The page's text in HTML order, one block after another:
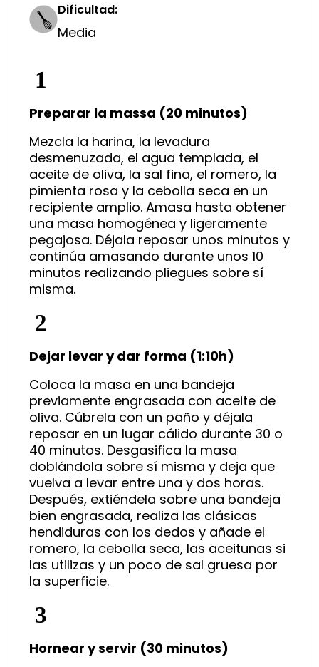
Dificultad:
Media
Preparar la massa (20 minutos)
Mezcla la harina, la levadura
desmenuzada, el agua templada, el
aceite de oliva, la sal fina, el romero, la
pimienta rosa y la cebolla seca en un
recipiente amplio. Amasa hasta obtener
una masa homogénea y ligeramente
pegajosa. Déjala reposar unos minutos y
continúa amasando durante unos 10
minutos realizando pliegues sobre sí
misma.
Dejar levar y dar forma (1:10h)
Coloca la masa en una bandeja
previamente engrasada con aceite de
oliva. Cúbrela con un paño y déjala
reposar en un lugar cálido durante 30 o
40 minutos. Desgasifica la masa
doblándola sobre sí misma y deja que
vuelva a levar entre una y dos horas.
Después, extiéndela sobre una bandeja
bien engrasada, realiza las clásicas
hendiduras con los dedos y añade el
romero, la cebolla seca, las aceitunas si
las utilizas y un poco de sal gruesa por
la superficie.
Hornear y servir (30 minutos)